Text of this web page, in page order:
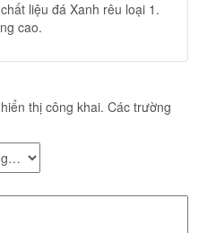
hạng55 sao
liệu đá Xanh rêu loại 1.
cao.
thị công khai. Các trường